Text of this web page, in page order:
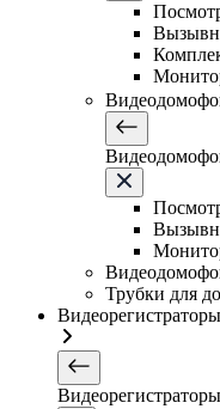
Трубки для
Видеорегистраторы
Видеорегистраторы